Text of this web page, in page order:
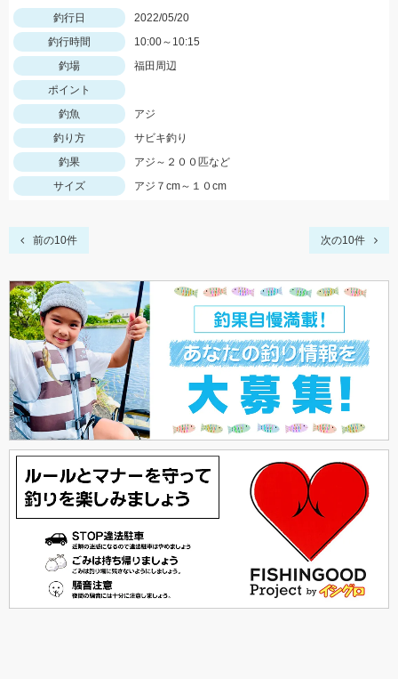
釣行日
2022/05/20
釣行時間
10:00～10:15
釣場
福田周辺
ポイント
釣魚
アジ
釣り方
サビキ釣り
釣果
アジ～２００匹など
サイズ
アジ７cm～１０cm
前の10件 次の10件